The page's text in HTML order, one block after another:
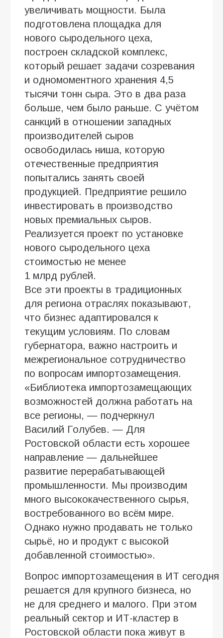
увеличивать мощности. Была
подготовлена площадка для
нового сыродельного цеха,
построен складской комплекс,
который решает задачи созревания
и одномоментного хранения 4,5
тысячи тонн сыра. Это в два раза
больше, чем было раньше. С учётом
санкций в отношении западных
производителей сыров
освободилась ниша, которую
отечественные предприятия
попытались занять своей
продукцией. Предприятие решило
инвестировать в производство
новых премиальных сыров.
Реализуется проект по установке
нового сыродельного цеха
стоимостью не менее
1 млрд рублей.
Все эти проекты в традиционных
для региона отраслях показывают,
что бизнес адаптировался к
текущим условиям. По словам
губернатора, важно настроить и
межрегиональное сотрудничество
по вопросам импортозамещения.
«Библиотека импортозамещающих
возможностей должна работать на
все регионы, — подчеркнул
Василий Голубев. — Для
Ростовской области есть хорошее
направление — дальнейшее
развитие перерабатывающей
промышленности. Мы производим
много высококачественного сырья,
востребованного во всём мире.
Однако нужно продавать не только
сырьё, но и продукт с высокой
добавленной стоимостью».
Вопрос импортозамещения в ИТ сегодня
решается для крупного бизнеса, но
не для среднего и малого. При этом
реальный сектор и ИТ-кластер в
Ростовской области пока живут в